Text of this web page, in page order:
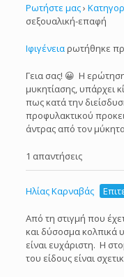
Ρωτήστε μας›
σεξουαλική-επαφή
Ιφιγένειαρωτήθηκε
Γεια σας! 😀 Η
μυκητίασης, υπάρχει
πως κατά την
προφυλακτικού
άντρας από τον
1 απαντήσεις
Ηλίας Καρναβάς
Από τη στιγμή που
και δύσοσμα κολπικά
είναι ευχάριστη. Η
του είδους είναι